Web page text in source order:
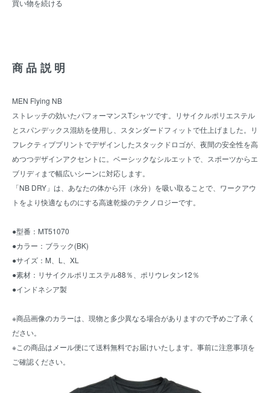
商品説明
MEN Flying NB
ストレッチの効いたパフォーマンスTシャツです。リサイクルポリエステル
とスパンデックス混紡を使用し、スタンダードフィットで仕上げました。リ
フレクティブプリントでデザインしたスタックドロゴが、夜間の安全性を高
めつつデザインアクセントに。ベーシックなシルエットで、スポーツからエ
ブリディまで幅広いシーンに対応します。
「NB DRY」は、あなたの体から汗（水分）を吸い取ることで、ワークアウ
トをより快適なものにする高速乾燥のテクノロジーです。
●型番：MT51070
●カラー：ブラック(BK)
●サイズ：M、L、XL
●素材：リサイクルポリエステル88％、ポリウレタン12％
●インドネシア製
※商品画像のカラーは、現物と多少異なる場合がありますので予めご了承く
ださい。
※この商品はメール便にて送料無料でお届けいたします。事前に注意事項を
ご確認ください。
買い物を続ける